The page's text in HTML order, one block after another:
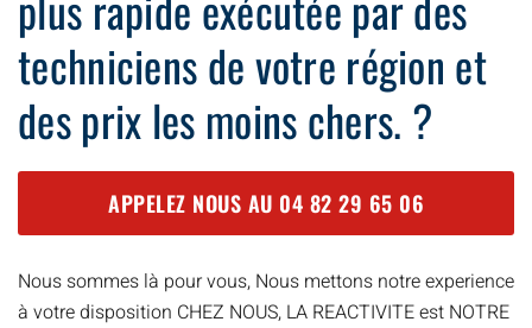
techniciens de votre région et
des prix les moins chers. ?
APPELEZ NOUS AU 04 82 29 65 06
Nous sommes là pour vous, Nous mettons notre experience
à votre disposition CHEZ NOUS, LA REACTIVITE est NOTRE